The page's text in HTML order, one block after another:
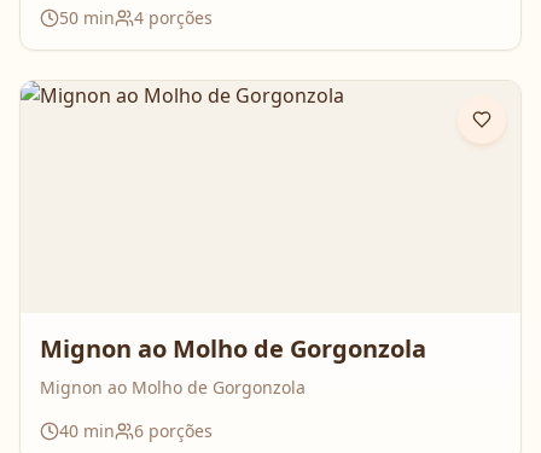
50 min 4 porções
Mignon ao Molho de Gorgonzola
Mignon ao Molho de Gorgonzola
40 min 6 porções